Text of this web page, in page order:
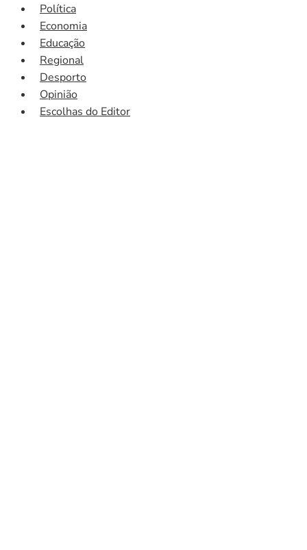
Política
Economia
Educação
Regional
Desporto
Opinião
Escolhas do Editor